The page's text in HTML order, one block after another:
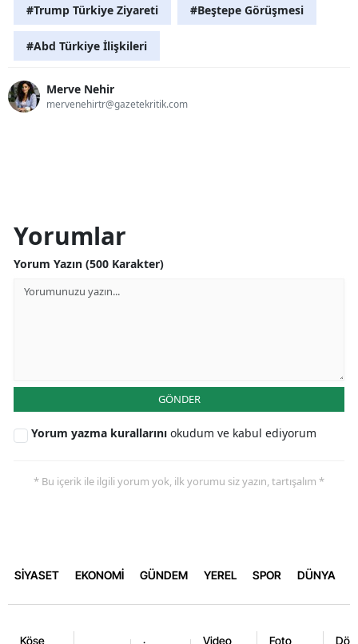
#Trump Türkiye Ziyareti #Beştepe Görüşmesi
#Abd Türkiye İlişkileri
Merve Nehir
mervenehirtr@gazetekritik.com
Yorumlar
Yorum Yazın (500 Karakter)
GÖNDER
Yorum yazma kurallarını okudum ve kabul ediyorum
* Bu içerik ile ilgili yorum yok, ilk yorumu siz yazın, tartışalım *
SİYASET EKONOMİ GÜNDEM YEREL SPOR DÜNYA
Köşe Video Foto